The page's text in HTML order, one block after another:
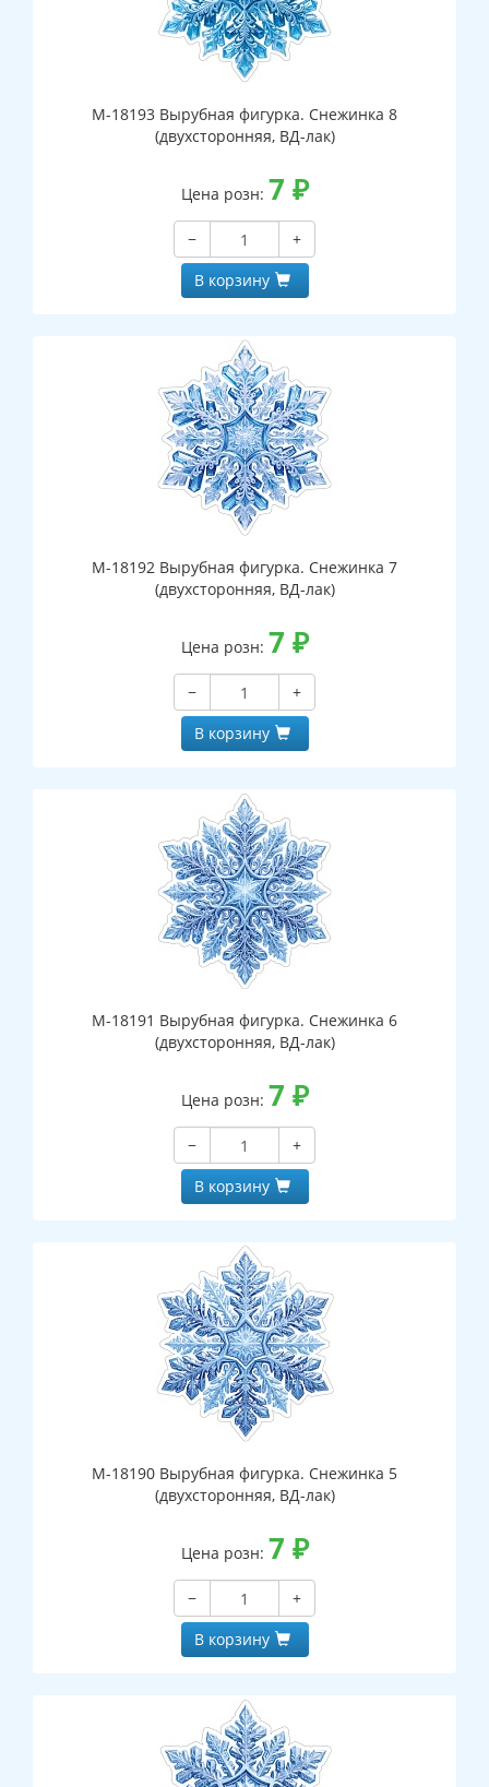
М-18193 Вырубная фигурка. Снежинка 8
(двухсторонняя, ВД-лак)
Цена розн: 7 ₽
−
+
В корзину
М-18192 Вырубная фигурка. Снежинка 7
(двухсторонняя, ВД-лак)
Цена розн: 7 ₽
−
+
В корзину
М-18191 Вырубная фигурка. Снежинка 6
(двухсторонняя, ВД-лак)
Цена розн: 7 ₽
−
+
В корзину
М-18190 Вырубная фигурка. Снежинка 5
(двухсторонняя, ВД-лак)
Цена розн: 7 ₽
−
+
В корзину